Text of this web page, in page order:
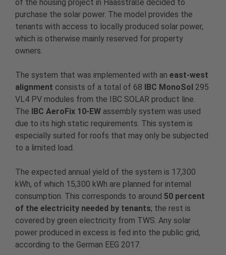
of the housing project in Haasstraße decided to
purchase the solar power. The model provides the
tenants with access to locally produced solar power,
which is otherwise mainly reserved for property
owners.
The system that was implemented with an east-west
alignment consists of a total of 68 IBC MonoSol 295
VL4 PV modules from the IBC SOLAR product line.
The
IBC AeroFix 10-EW assembly system was used
due to its high static requirements. This system is
especially suited for roofs that may only be subjected
to a limited load.
The expected annual yield of the system is 17,300
kWh, of which 15,300 kWh are planned for internal
consumption. This corresponds to around 50 percent
of the electricity needed by tenants; the rest is
covered by green electricity from TWS. Any solar
power produced in excess is fed into the public grid,
according to the German EEG 2017.